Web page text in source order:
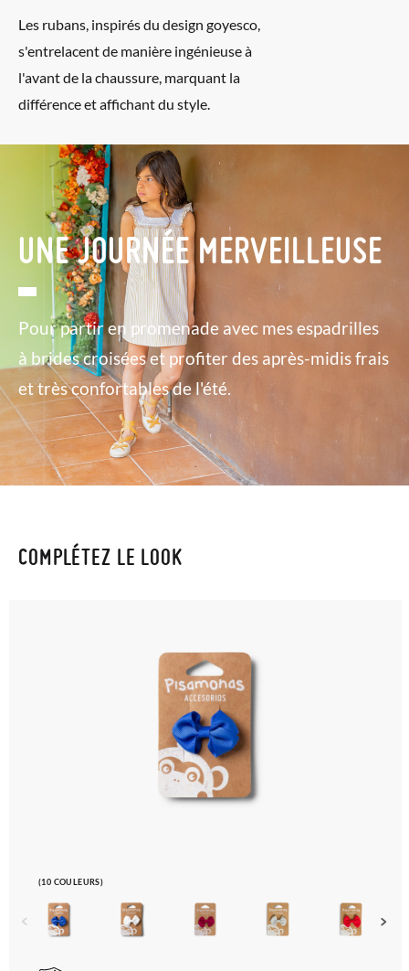
Les rubans, inspirés du design goyesco,
s'entrelacent de manière ingénieuse à
l'avant de la chaussure, marquant la
différence et affichant du style.
UNE JOURNÉE MERVEILLEUSE
Pour partir en promenade avec mes espadrilles
à brides croisées et profiter des après-midis frais
et très confortables de l'été.
COMPLÉTEZ LE LOOK
(10 COULEURS)